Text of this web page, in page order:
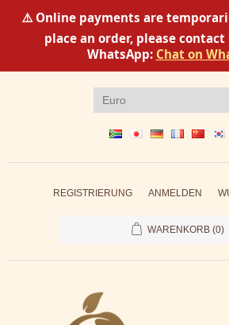
⚠️ Online payments are
place an order, please
WhatsApp: Chat on
REGISTRIERUNG ANMELDEN
WARENKORB (0)